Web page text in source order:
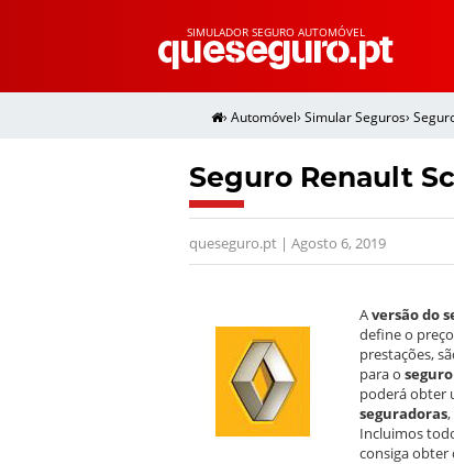
SIMULADOR SEGURO AUTOMÓVEL
› Automóvel› Simular Seguros›
Seguro Renault
queseguro.pt | Agosto 6, 2019
Aversão do
define o
prestações,
para o
poderá obter
seguradoras,
Incluimos
consiga obter